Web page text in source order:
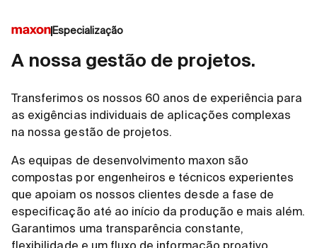
Especialização
A nossa gestão de projetos.
Transferimos os nossos 60 anos de experiência para
as exigências individuais de aplicações complexas
na nossa gestão de projetos.
As equipas de desenvolvimento maxon são
compostas por engenheiros e técnicos experientes
que apoiam os nossos clientes desde a fase de
especificação até ao início da produção e mais além.
Garantimos uma transparência constante,